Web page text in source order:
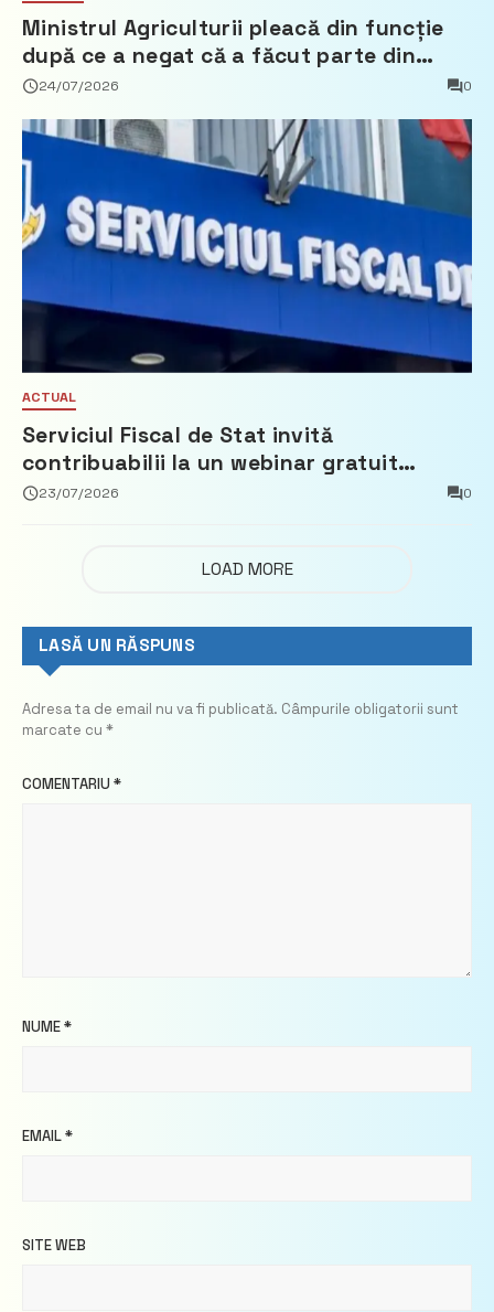
Ministrul Agriculturii pleacă din funcție
după ce a negat că a făcut parte din
Partidul Democrat
24/07/2026 0
ACTUAL
Serviciul Fiscal de Stat invită
contribuabilii la un webinar gratuit
privind calculul impozitului pe bunurile
23/07/2026 0
LOAD MORE
LASĂ UN RĂSPUNS
Adresa ta de email nu va fi publicată. Câmpurile obligatorii sunt
marcate cu *
COMENTARIU *
NUME*
EMAIL*
SITE WEB